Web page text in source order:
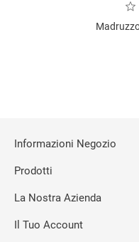
Informazioni Negozio
Prodotti
La Nostra Azienda
Il Tuo Account